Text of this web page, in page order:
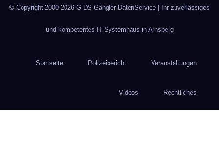
© Copyright 2000-2026 G-DS Gängler DatenService | Ihr zuverlässiges
und kompetentes IT-Systemhaus in Arnsberg
Startseite Polizeibericht Veranstaltungen
Videos Rechtliches